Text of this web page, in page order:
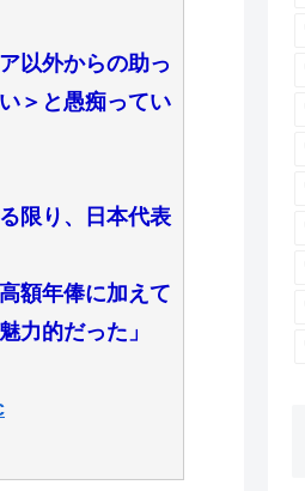
以外からの助っ
＞と愚痴ってい
限り、日本代表
額年俸に加えて
力的だった」